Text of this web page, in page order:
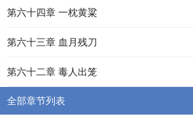
第六十四章 一枕黄粱
第六十三章 血月残刀
第六十二章 毒人出笼
全部章节列表